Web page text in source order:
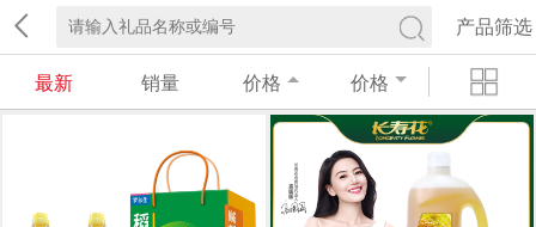
产品筛选
最新 销量 价格 价格